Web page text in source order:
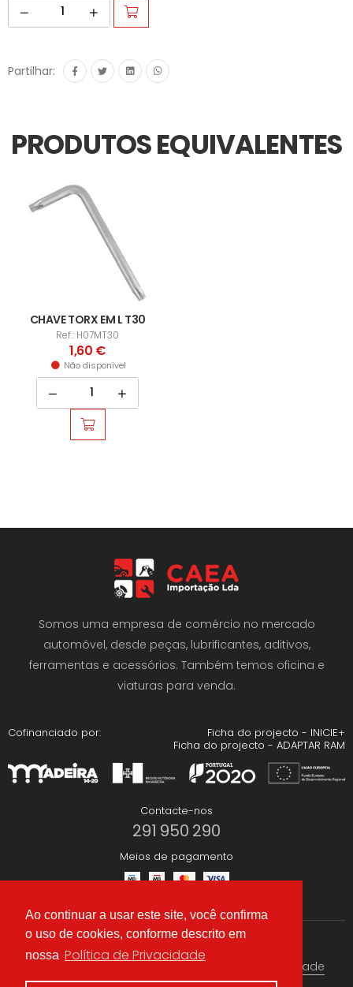
Ao continuar a usar este site, você confirma
o uso de cookies, conforme descrito em
nossa Política de Privacidade
Partilhar:
PRODUTOS EQUIVALENTES
CHAVE TORX EM L T30
Ref.: H07MT30
1,60 €
Não disponível
Somos uma empresa de comércio no mercado
automóvel, desde peças, lubrificantes, aditivos,
ferramentas e acessórios. Também temos oficina e
viaturas para venda.
Cofinanciado por:
Ficha do projecto - INICIE+
Ficha do projecto - ADAPTAR RAM
Contacte-nos
291 950 290
Meios de pagamento
Termos & condições Política de Privacidade
Redes Sociais